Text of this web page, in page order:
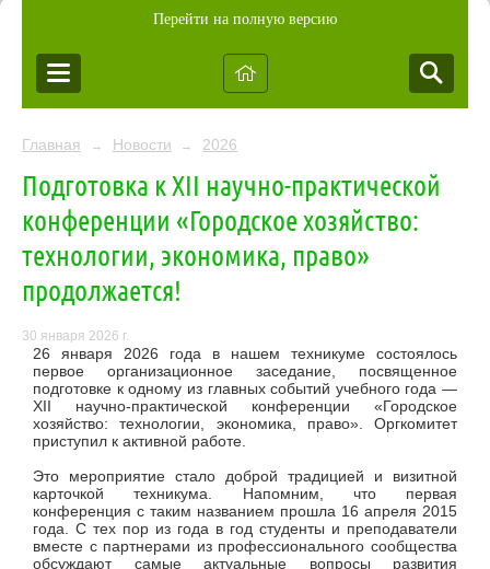
Перейти на полную версию
Главная → Новости → 2026
Подготовка к XII научно-практической
конференции «Городское хозяйство:
технологии, экономика, право»
продолжается!
30 января 2026 г.
26 января 2026 года в нашем техникуме состоялось
первое организационное заседание, посвященное
подготовке к одному из главных событий учебного года —
XII научно-практической конференции «Городское
хозяйство: технологии, экономика, право». Оргкомитет
приступил к активной работе.
Это мероприятие стало доброй традицией и визитной
карточкой техникума. Напомним, что первая
конференция с таким названием прошла 16 апреля 2015
года. С тех пор из года в год студенты и преподаватели
вместе с партнерами из профессионального сообщества
обсуждают самые актуальные вопросы развития